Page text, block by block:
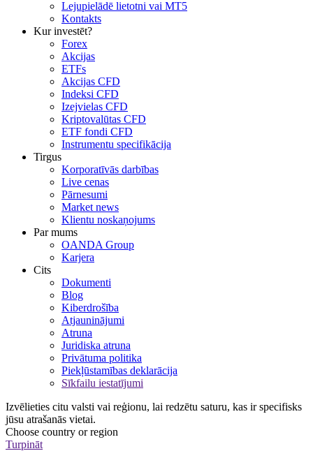
Lejupielādē lietotni vai MT5
Kontakts
Kur investēt?
Forex
Akcijas
ETFs
Akcijas CFD
Indeksi CFD
Izejvielas CFD
Kriptovalūtas CFD
ETF fondi CFD
Instrumentu specifikācija
Tirgus
Korporatīvās darbības
Live cenas
Pārnesumi
Market news
Klientu noskaņojums
Par mums
OANDA Group
Karjera
Cits
Dokumenti
Blog
Kiberdrošība
Atjauninājumi
Atruna
Juridiska atruna
Privātuma politika
Piekļūstamības deklarācija
Sīkfailu iestatījumi
Izvēlieties citu valsti vai reģionu, lai redzētu saturu, kas ir specifisks
jūsu atrašanās vietai.
Choose country or region
Turpināt